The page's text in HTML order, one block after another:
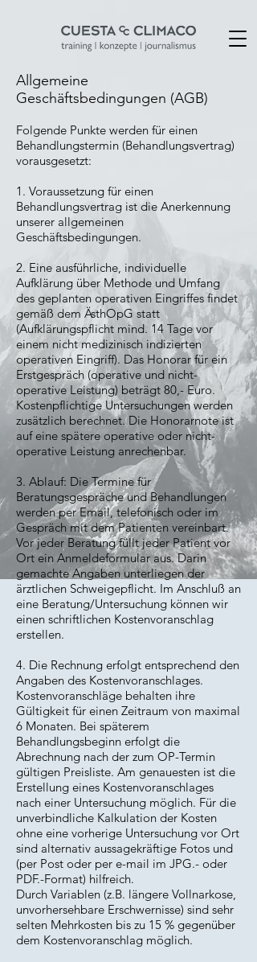
Allgemeine
Geschäftsbedingungen (AGB)
Folgende Punkte werden für einen
Behandlungstermin (Behandlungsvertrag)
vorausgesetzt:
1. Voraussetzung für einen
Behandlungsvertrag ist die Anerkennung
unserer allgemeinen
Geschäftsbedingungen.
2. Eine ausführliche, individuelle
Aufklärung über Methode und Umfang
des geplanten operativen Eingriffes findet
gemäß dem ÄsthOpG statt
(Aufklärungspflicht mind. 14 Tage vor
einem nicht medizinisch indizierten
operativen Eingriff). Das Honorar für ein
Erstgespräch (operative und nicht-
operative Leistung) beträgt 80,- Euro.
Kostenpflichtige Untersuchungen werden
zusätzlich berechnet. Die Honorarnote ist
auf eine spätere operative oder nicht-
operative Leistung anrechenbar.
3. Ablauf: Die Termine für
Beratungsgespräche und Behandlungen
werden per Email, telefonisch oder im
Gespräch mit dem Patienten vereinbart.
Vor jeder Beratung füllt jeder Patient vor
Ort ein Anmeldeformular aus. Darin
gemachte Angaben unterliegen der
ärztlichen Schweigepflicht. Im Anschluß an
eine Beratung/Untersuchung können wir
einen schriftlichen Kostenvoranschlag
erstellen.
4. Die Rechnung erfolgt entsprechend den
Angaben des Kostenvoranschlages.
Kostenvoranschläge behalten ihre
Gültigkeit für einen Zeitraum von maximal
6 Monaten. Bei späterem
Behandlungsbeginn erfolgt die
Abrechnung nach der zum OP-Termin
gültigen Preisliste. Am genauesten ist die
Erstellung eines Kostenvoranschlages
nach einer Untersuchung möglich. Für die
unverbindliche Kalkulation der Kosten
ohne eine vorherige Untersuchung vor Ort
sind alternativ aussagekräftige Fotos und
(per Post oder per e-mail im JPG.- oder
PDF.-Format) hilfreich.
Durch Variablen (z.B. längere Vollnarkose,
unvorhersehbare Erschwernisse) sind sehr
selten Mehrkosten bis zu 15 % gegenüber
dem Kostenvoranschlag möglich.